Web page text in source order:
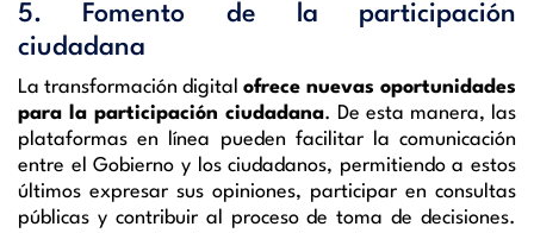
5. Fomento de la participación
ciudadana
La transformación digital ofrece nuevas oportunidades
para la participación ciudadana. De esta manera, las
plataformas en línea pueden facilitar la comunicación
entre el Gobierno y los ciudadanos, permitiendo a estos
últimos expresar sus opiniones, participar en consultas
públicas y contribuir al proceso de toma de decisiones.